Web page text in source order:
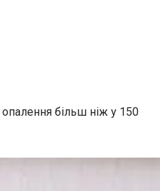
більш ніж у 150